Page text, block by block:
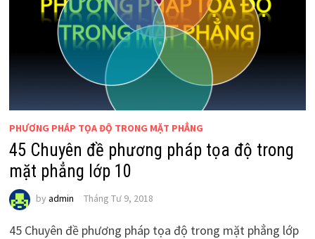
PHƯƠNG PHÁP TỌA ĐỘ TRONG MẶT PHẲNG
45 Chuyên đề phương pháp tọa độ trong
mặt phẳng lớp 10
by admin Tháng Tư 9, 2018
45 Chuyên đề phương pháp tọa độ trong mặt phẳng lớp